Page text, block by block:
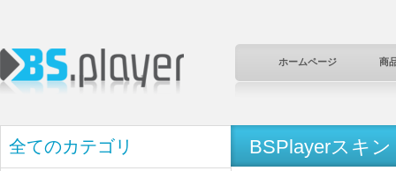
ホームページ 商
全てのカテゴリ BSPlayerスキン